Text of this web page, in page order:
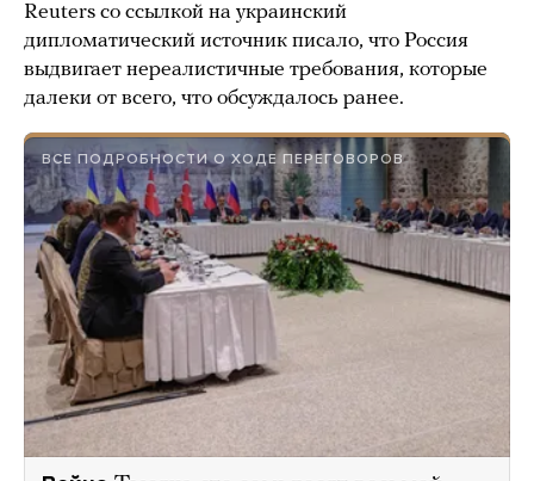
Reuters со ссылкой на украинский
дипломатический источник писало, что Россия
выдвигает нереалистичные требования, которые
далеки от всего, что обсуждалось ранее.
ВСЕ ПОДРОБНОСТИ О ХОДЕ ПЕРЕГОВОРОВ